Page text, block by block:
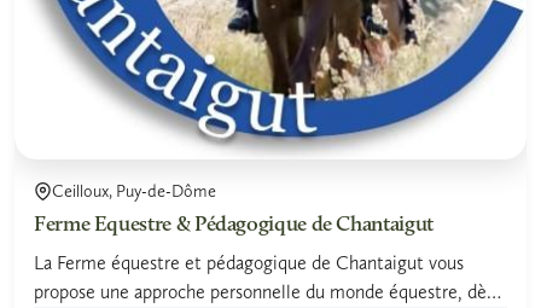
Ceilloux, Puy-de-Dôme
Ferme Equestre & Pédagogique de Chantaigut
La Ferme équestre et pédagogique de Chantaigut vous
propose une approche personnelle du monde équestre, dès